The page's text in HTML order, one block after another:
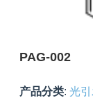
PAG-002
产品分类: 光引